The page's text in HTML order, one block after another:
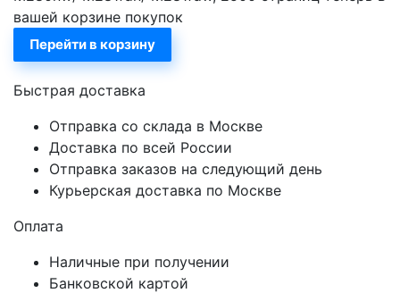
вашей корзине покупок
Перейти в корзину
Быстрая доставка
Отправка со склада в Москве
Доставка по всей России
Отправка заказов на следующий день
Курьерская доставка по Москве
Оплата
Наличные при получении
Банковской картой